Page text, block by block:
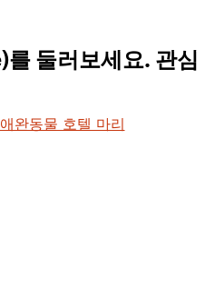
둘러보세요. 관심
완동물 호텔 마리